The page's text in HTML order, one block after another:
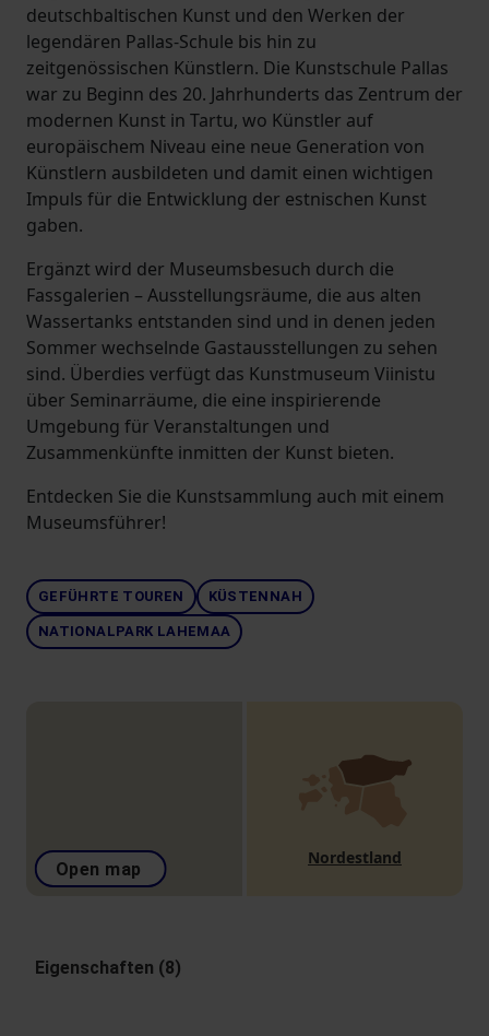
deutschbaltischen Kunst und den Werken der
legendären Pallas-Schule bis hin zu
zeitgenössischen Künstlern. Die Kunstschule Pallas
war zu Beginn des 20. Jahrhunderts das Zentrum der
modernen Kunst in Tartu, wo Künstler auf
europäischem Niveau eine neue Generation von
Künstlern ausbildeten und damit einen wichtigen
Impuls für die Entwicklung der estnischen Kunst
gaben.
Ergänzt wird der Museumsbesuch durch die
Fassgalerien – Ausstellungsräume, die aus alten
Wassertanks entstanden sind und in denen jeden
Sommer wechselnde Gastausstellungen zu sehen
sind. Überdies verfügt das Kunstmuseum Viinistu
über Seminarräume, die eine inspirierende
Umgebung für Veranstaltungen und
Zusammenkünfte inmitten der Kunst bieten.
Entdecken Sie die Kunstsammlung auch mit einem
Museumsführer!
GEFÜHRTE TOUREN KÜSTENNAH
NATIONALPARK LAHEMAA
Open map
Nordestland
Eigenschaften (8)